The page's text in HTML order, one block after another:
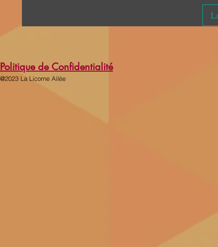
Politique de Confidentialité
@2023 La Licorne Ailée